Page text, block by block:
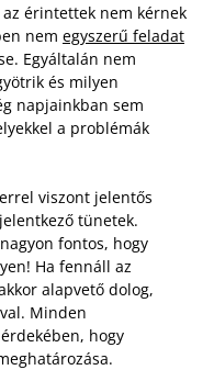
az érintettek nem kérnek
nem egyszerű feladat
Egyáltalán nem
és milyen
napjainkban sem
a problémák
viszont jelentős
tünetek.
fontos, hogy
Ha fennáll az
alapvető dolog,
Minden
hogy